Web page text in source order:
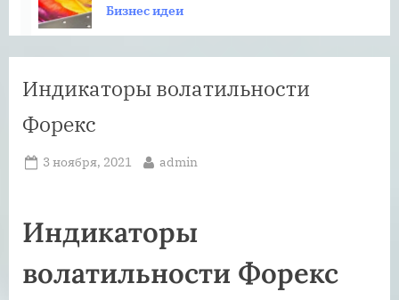
Бизнес идеи
Индикаторы волатильности
Форекс
Posted
3 ноября, 2021 By
admin
Индикаторы
волатильности Форекс